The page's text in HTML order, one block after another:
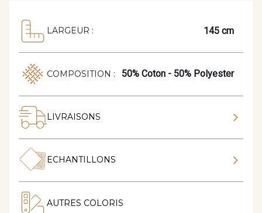
LARGEUR : 145 cm
COMPOSITION : 50% Coton - 50% Polyester
LIVRAISONS
ECHANTILLONS
AUTRES COLORIS